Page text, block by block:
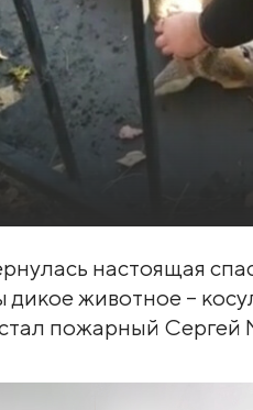
настоящая
животное –
пожарный Сергей